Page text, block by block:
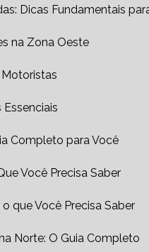
Dicas Fundamentais
na Zona Oeste
Completo para Você
Você Precisa Saber
que Você Precisa Saber
Norte: O Guia Completo